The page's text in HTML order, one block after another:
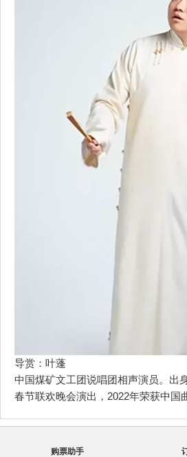
导赏：叶蓬
中国煤矿文工团说唱团相声演员。出
春节联欢晚会演出，2022年荣获中国
购票助手